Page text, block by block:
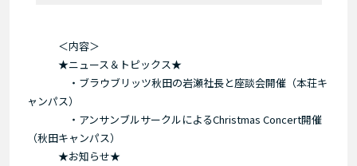
＜内容＞
★ニュース＆トピックス★
・ブラウブリッツ秋田の岩瀬社長と座談会開催（本荘キ
ャンパス）
・アンサンブルサークルによるChristmas Concert開催
（秋田キャンパス）
★お知らせ★